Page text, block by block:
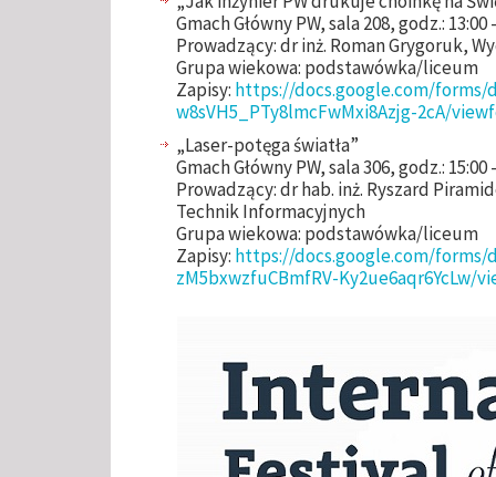
Gmach Główny PW, sala 208, godz.: 13:00
Prowadzący: dr inż. Roman Grygoruk,
Grupa wiekowa: podstawówka/liceum
Zapisy: https://docs.google.com/forms/
w8sVH5_PTy8lmcFwMxi8Azjg-2cA/
„Laser-potęga światła”
Gmach Główny PW, sala 306, godz.: 15:00
Prowadzący: dr hab. inż. Ryszard
Technik Informacyjnych
Grupa wiekowa: podstawówka/liceum
Zapisy: https://docs.google.com/forms/
zM5bxwzfuCBmfRV-Ky2ue6aqr6YcLw/